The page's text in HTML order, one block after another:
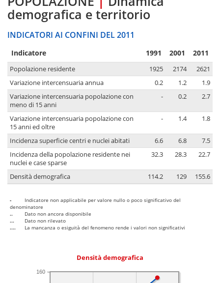
demografica e territorio
INDICATORI AI CONFINI DEL 2011
Indicatore 1991 2001 2011
Popolazione residente 1925 2174
2621
Variazione intercensuaria annua
0.2 1.2
1.9
Variazione intercensuaria popolazione con
meno di 15 anni
- 0.2 2.7
Variazione intercensuaria popolazione con
15 anni ed oltre
- 1.4 1.8
Incidenza superficie centri e nuclei abitati 6.6 6.8
7.5
Incidenza della popolazione residente nei
nuclei e case sparse
32.3 28.3 22.7
Densità demografica 114.2 129 155.6
-
Indicatore non applicabile per valore nullo o poco significativo del
denominatore
..
Dato non ancora disponibile
...
Dato non rilevato
....
La mancanza o esiguità del fenomeno rende i valori non significativi
Densità demografica
160